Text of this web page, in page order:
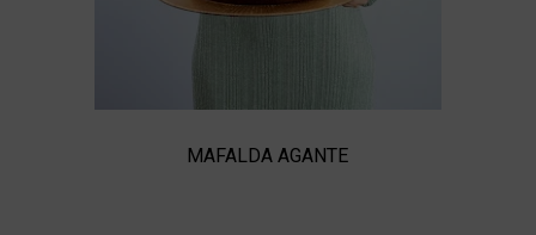
MAFALDA AGANTE